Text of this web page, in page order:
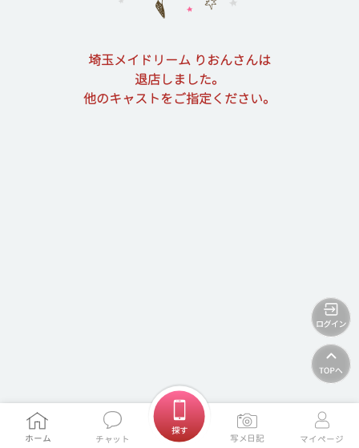
埼玉メイドリーム りおんさんは
退店しました。
他のキャストをご指定ください。
ホームに戻る
ホーム チャット
探す
写メ日記 マイページ